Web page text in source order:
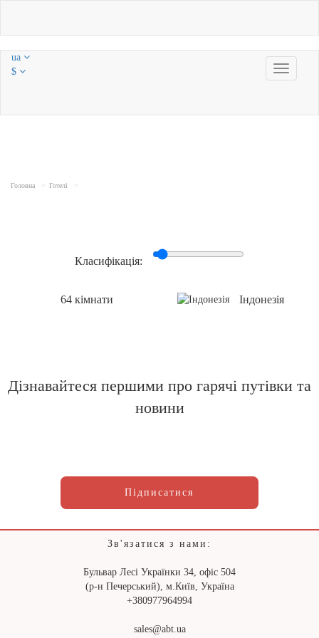
Toggle
ua
$
Головна Готелі
Класифікація:
64 кімнати Індонезія
Дізнавайтеся першими про гарячі путівки та
новини
Підписатися
Зв'язатися з нами:
Бульвар Лесі Українки 34, офіс 504
(р-н Печерський), м.Київ, Україна
+380977964994
sales@abt.ua